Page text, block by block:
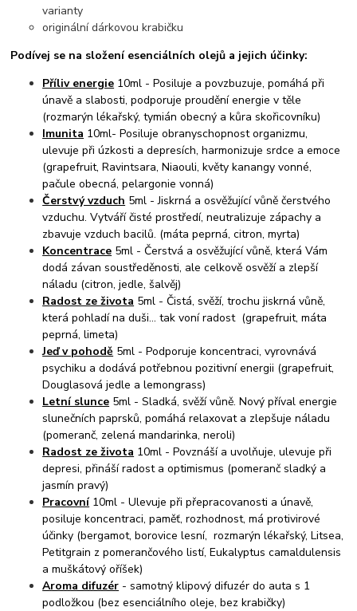
varianty
originální dárkovou krabičku
Podívej se na složení esenciálních olejů a jejich účinky:
Příliv energie 10ml - Posiluje a povzbuzuje, pomáhá při
únavě a slabosti, podporuje proudění energie v těle
(rozmarýn lékařský, tymián obecný a kůra skořicovníku)
Imunita 10ml- Posiluje obranyschopnost organizmu,
ulevuje při úzkosti a depresích, harmonizuje srdce a emoce
(grapefruit, Ravintsara, Niaouli, květy kanangy vonné,
pačule obecná, pelargonie vonná)
Čerstvý vzduch 5ml - Jiskrná a osvěžující vůně čerstvého
vzduchu. Vytváří čisté prostředí, neutralizuje zápachy a
zbavuje vzduch bacilů. (máta peprná, citron, myrta)
Koncentrace 5ml - Čerstvá a osvěžující vůně, která Vám
dodá závan soustředěnosti, ale celkově osvěží a zlepší
náladu (citron, jedle, šalvěj)
Radost ze života 5ml - Čistá, svěží, trochu jiskrná vůně,
která pohladí na duši... tak voní radost (grapefruit, máta
peprná, limeta)
Jeď v pohodě 5ml - Podporuje koncentraci, vyrovnává
psychiku a dodává potřebnou pozitivní energii (grapefruit,
Douglasová jedle a lemongrass)
Letní slunce 5ml - Sladká, svěží vůně. Nový příval energie
slunečních paprsků, pomáhá relaxovat a zlepšuje náladu
(pomeranč, zelená mandarinka, neroli)
Radost ze života 10ml - Povznáší a uvolňuje, ulevuje při
depresi, přináší radost a optimismus (pomeranč sladký a
jasmín pravý)
Pracovní10ml - Ulevuje při přepracovanosti a únavě,
posiluje koncentraci, paměť, rozhodnost, má protivirové
účinky (bergamot, borovice lesní, rozmarýn lékařský, Litsea,
Petitgrain z pomerančového listí, Eukalyptus camaldulensis
a muškátový oříšek)
Aroma difuzér - samotný klipový difuzér do auta s 1
podložkou (bez esenciálního oleje, bez krabičky)